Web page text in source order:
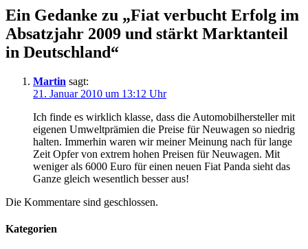
Ein Gedanke zu „Fiat verbucht Erfolg im
Absatzjahr 2009 und stärkt Marktanteil
in Deutschland“
Martin sagt:
21. Januar 2010 um 13:12 Uhr
Ich finde es wirklich klasse, dass die Automobilhersteller mit
eigenen Umweltprämien die Preise für Neuwagen so niedrig
halten. Immerhin waren wir meiner Meinung nach für lange
Zeit Opfer von extrem hohen Preisen für Neuwagen. Mit
weniger als 6000 Euro für einen neuen Fiat Panda sieht das
Ganze gleich wesentlich besser aus!
Die Kommentare sind geschlossen.
Kategorien